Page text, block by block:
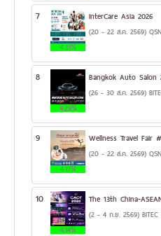
7
4.31%
InterCare Asia 2026
(20 - 22 ส.ค. 2569)
8
4.29%
Bangkok Auto Salon
(26 - 30 ส.ค. 2569)
9
4.17%
Wellness Travel Fair
(20 - 22 ส.ค. 2569)
10
4.14%
The 13th China-
(2 - 4 ก.ย. 2569) BITEC